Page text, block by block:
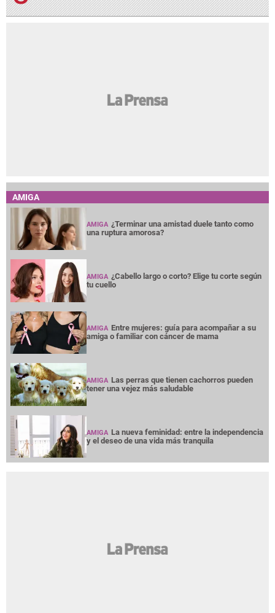
AMIGA
AMIGA ¿Terminar una amistad duele tanto como
una ruptura amorosa?
AMIGA ¿Cabello largo o corto? Elige tu corte según
tu cuello
AMIGA Entre mujeres: guía para acompañar a su
amiga o familiar con cáncer de mama
AMIGA Las perras que tienen cachorros pueden
tener una vejez más saludable
AMIGA La nueva feminidad: entre la independencia
y el deseo de una vida más tranquila